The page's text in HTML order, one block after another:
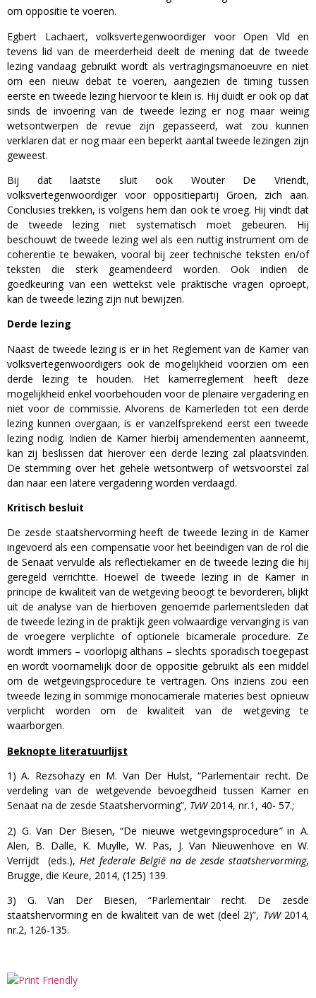
om oppositie te voeren.
Egbert Lachaert, volksvertegenwoordiger voor Open Vld en
tevens lid van de meerderheid deelt de mening dat de tweede
lezing vandaag gebruikt wordt als vertragingsmanoeuvre en niet
om een nieuw debat te voeren, aangezien de timing tussen
eerste en tweede lezing hiervoor te klein is. Hij duidt er ook op dat
sinds de invoering van de tweede lezing er nog maar weinig
wetsontwerpen de revue zijn gepasseerd, wat zou kunnen
verklaren dat er nog maar een beperkt aantal tweede lezingen zijn
geweest.
Bij dat laatste sluit ook Wouter De Vriendt,
volksvertegenwoordiger voor oppositiepartij Groen, zich aan.
Conclusies trekken, is volgens hem dan ook te vroeg. Hij vindt dat
de tweede lezing niet systematisch moet gebeuren. Hij
beschouwt de tweede lezing wel als een nuttig instrument om de
coherentie te bewaken, vooral bij zeer technische teksten en/of
teksten die sterk geamendeerd worden. Ook indien de
goedkeuring van een wettekst vele praktische vragen oproept,
kan de tweede lezing zijn nut bewijzen.
Derde lezing
Naast de tweede lezing is er in het Reglement van de Kamer van
volksvertegenwoordigers ook de mogelijkheid voorzien om een
derde lezing te houden. Het kamerreglement heeft deze
mogelijkheid enkel voorbehouden voor de plenaire vergadering en
niet voor de commissie. Alvorens de Kamerleden tot een derde
lezing kunnen overgaan, is er vanzelfsprekend eerst een tweede
lezing nodig. Indien de Kamer hierbij amendementen aanneemt,
kan zij beslissen dat hierover een derde lezing zal plaatsvinden.
De stemming over het gehele wetsontwerp of wetsvoorstel zal
dan naar een latere vergadering worden verdaagd.
Kritisch besluit
De zesde staatshervorming heeft de tweede lezing in de Kamer
ingevoerd als een compensatie voor het beëindigen van de rol die
de Senaat vervulde als reflectiekamer en de tweede lezing die hij
geregeld verrichtte. Hoewel de tweede lezing in de Kamer in
principe de kwaliteit van de wetgeving beoogt te bevorderen, blijkt
uit de analyse van de hierboven genoemde parlementsleden dat
de tweede lezing in de praktijk geen volwaardige vervanging is van
de vroegere verplichte of optionele bicamerale procedure. Ze
wordt immers – voorlopig althans – slechts sporadisch toegepast
en wordt voornamelijk door de oppositie gebruikt als een middel
om de wetgevingsprocedure te vertragen. Ons inziens zou een
tweede lezing in sommige monocamerale materies best opnieuw
verplicht worden om de kwaliteit van de wetgeving te
waarborgen.
Beknopte literatuurlijst
1) A. Rezsohazy en M. Van Der Hulst, “Parlementair recht. De
verdeling van de wetgevende bevoegdheid tussen Kamer en
Senaat na de zesde Staatshervorming”, TvW2014, nr.1, 40- 57.;
2) G. Van Der Biesen, “De nieuwe wetgevingsprocedure”in A.
Alen, B. Dalle, K. Muylle, W. Pas, J. Van Nieuwenhove en W.
Verrijdt (eds.), Het federale België na de zesde staatshervorming,
Brugge, die Keure, 2014, (125) 139.
3) G. Van Der Biesen, “Parlementair recht. De zesde
staatshervorming en de kwaliteit van de wet (deel 2)”, TvW 2014,
nr.2, 126-135.